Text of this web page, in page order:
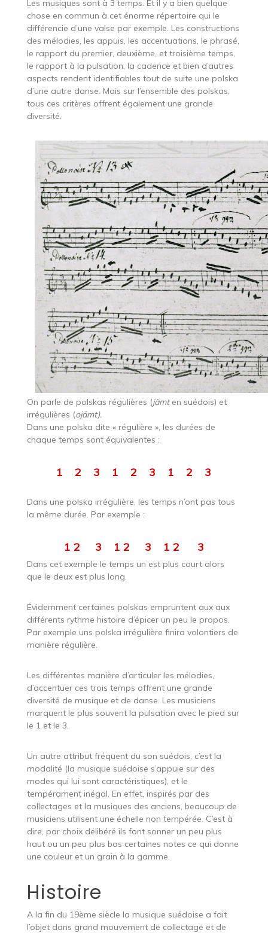
Les musiques sont à 3 temps. Et il y a bien quelque
chose en commun à cet énorme répertoire qui le
différencie d’une valse par exemple. Les constructions
des mélodies, les appuis, les accentuations, le phrasé,
le rapport du premier, deuxième, et troisième temps,
le rapport à la pulsation, la cadence et bien d’autres
aspects rendent identifiables tout de suite une polska
d’une autre danse. Mais sur l’ensemble des polskas,
tous ces critères offrent également une grande
diversité.
On parle de polskas régulières (jämten suédois) et
irrégulières (ojämt).
Dans une polska dite « régulière », les durées de
chaque temps sont équivalentes :
1 2 3 1 2 3 1 2 3
Dans une polska irrégulière, les temps n’ont pas tous
la même durée. Par exemple :
1 2 3 1 2 3 1 2 3
Dans cet exemple le temps un est plus court alors
que le deux est plus long.
Évidemment certaines polskas empruntent aux aux
différents rythme histoire d’épicer un peu le propos.
Par exemple uns polska irrégulière finira volontiers de
manière régulière.
Les différentes manière d’articuler les mélodies,
d’accentuer ces trois temps offrent une grande
diversité de musique et de danse. Les musiciens
marquent le plus souvent la pulsation avec le pied sur
le 1 et le 3.
Un autre attribut fréquent du son suédois, c’est la
modalité (la musique suédoise s’appuie sur des
modes qui lui sont caractéristiques), et le
tempérament inégal. En effet, inspirés par des
collectages et la musiques des anciens, beaucoup de
musiciens utilisent une échelle non tempérée. C’est à
dire, par choix délibéré ils font sonner un peu plus
haut ou un peu plus bas certaines notes ce qui donne
une couleur et un grain à la gamme.
Histoire
A la fin du 19ème siècle la musique suédoise a fait
l’objet dans grand mouvement de collectage et de